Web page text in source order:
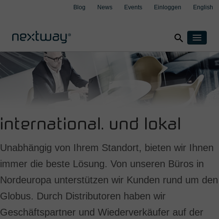
Blog News Events English
Einloggen
Home
Produkte
Versicherung
Transport & Logistik
Wealth Management
Nach Integration
Aspect4
M3
Über uns
Support
Kontakt
search
international. und lokal
Unabhängig von Ihrem Standort, bieten wir Ihnen
immer die beste Lösung. Von unseren Büros in
Nordeuropa unterstützen wir Kunden rund um den
Globus. Durch Distributoren haben wir
Geschäftspartner und Wiederverkäufer auf der